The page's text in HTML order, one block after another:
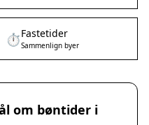
⏱️Fastetider
Sammenlign byer
om bøntider i